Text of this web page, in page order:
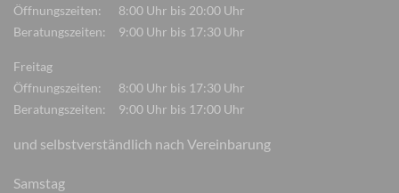
Öffnungszeiten:
8:00 Uhr bis 20:00 Uhr
Beratungszeiten:
9:00 Uhr bis 17:30 Uhr
Freitag
Öffnungszeiten:
8:00 Uhr bis 17:30 Uhr
Beratungszeiten:
9:00 Uhr bis 17:00 Uhr
und selbstverständlich nach Vereinbarung
Samstag